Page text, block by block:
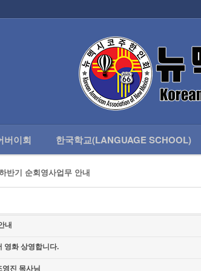
버이회 한국학교(LANGUAGE SCHOOL)
반기 순회영사업무 안내
3월 10일 상반기 순회 영사업무 안내
반기 순회영사업무 안내
내
영화 상영합니다.
진 목사님